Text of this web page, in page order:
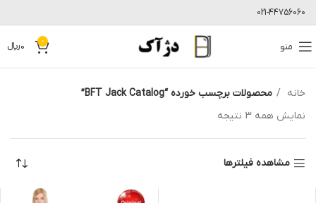
021-44756060
منو 0
0﷼
خانه
محصولات برچسب خورده “BFT Jack Catalog”
نمایش همه 3 نتیجه
مشاهده فیلترها